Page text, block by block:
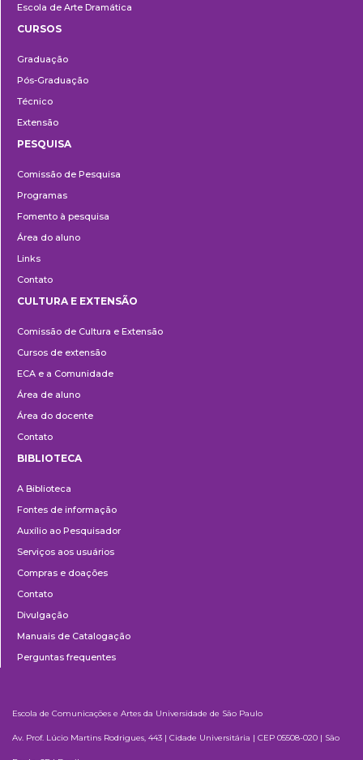
Escola de Arte Dramática
CURSOS
Graduação
Pós-Graduação
Técnico
Extensão
PESQUISA
Comissão de Pesquisa
Programas
Fomento à pesquisa
Área do aluno
Links
Contato
e
Extensão
CULTURA E EXTENSÃO
Comissão de Cultura e Extensão
Cursos de extensão
ECA e a Comunidade
Área de aluno
Área do docente
Contato
BIBLIOTECA
A Biblioteca
Fontes de informação
Auxílio ao Pesquisador
Serviços aos usuários
Compras e doações
Contato
Divulgação
Manuais de Catalogação
Perguntas frequentes
Escola de Comunicações e Artes da Universidade de São Paulo
Av. Prof. Lúcio Martins Rodrigues, 443 | Cidade Universitária | CEP 05508-020 | São